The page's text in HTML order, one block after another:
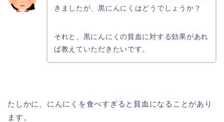
きましたが、黒にんにくはどうでしょうか？
それと、黒にんにくの貧血に対する効果があれ
ば教えていただきたいです。
たしかに、にんにくを食べすぎると貧血になることがあり
ます。